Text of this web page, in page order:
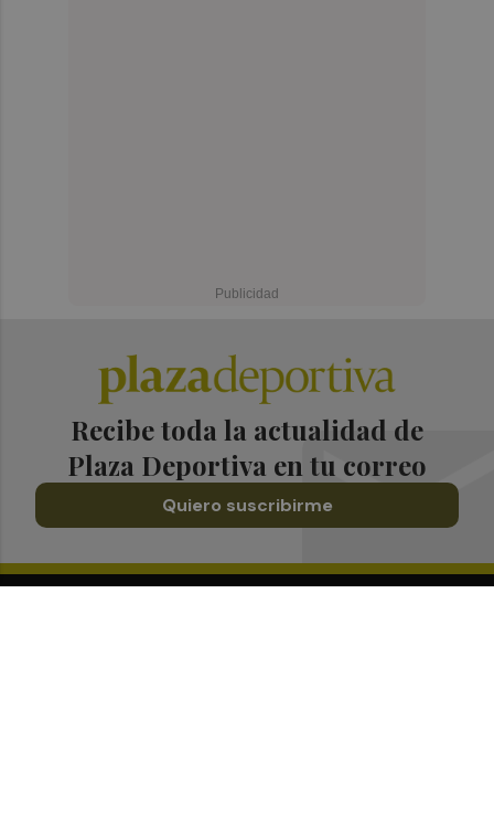
Recibe toda la actualidad de
Plaza Deportiva en tu correo
Quiero suscribirme